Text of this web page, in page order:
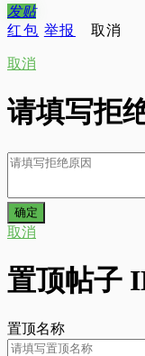
发贴
红包 举报 取消
取消
请填写拒
取消
置顶帖子
置顶名称